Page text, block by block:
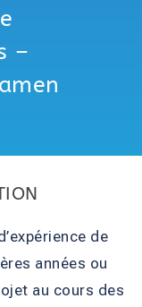
–
de
années ou
au cours des